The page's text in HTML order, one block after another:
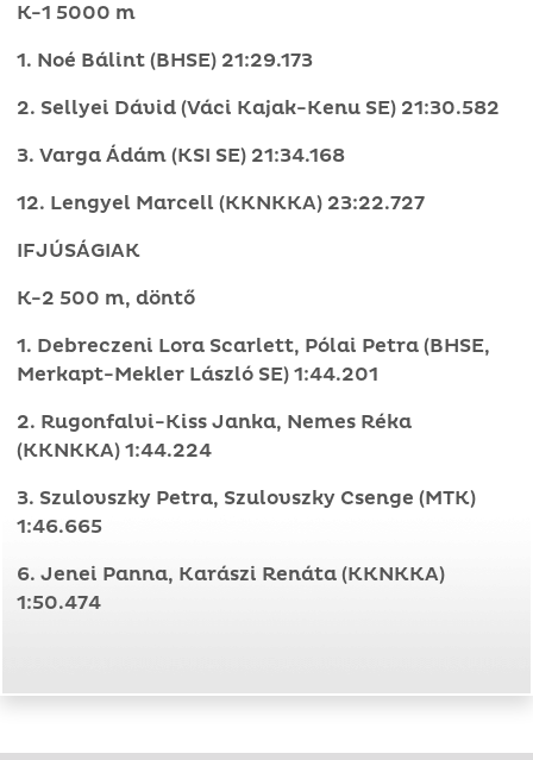
K-1 5000 m
1. Noé Bálint (BHSE) 21:29.173
2. Sellyei Dávid (Váci Kajak-Kenu SE) 21:30.582
3. Varga Ádám (KSI SE) 21:34.168
12. Lengyel Marcell (KKNKKA) 23:22.727
IFJÚSÁGIAK
K-2 500 m, döntő
1. Debreczeni Lora Scarlett, Pólai Petra (BHSE,
Merkapt-Mekler László SE) 1:44.201
2. Rugonfalvi-Kiss Janka, Nemes Réka
(KKNKKA) 1:44.224
3. Szulovszky Petra, Szulovszky Csenge (MTK)
1:46.665
6. Jenei Panna, Karászi Renáta (KKNKKA)
1:50.474